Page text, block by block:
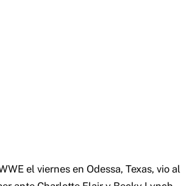
el viernes en Odessa, Texas, vio